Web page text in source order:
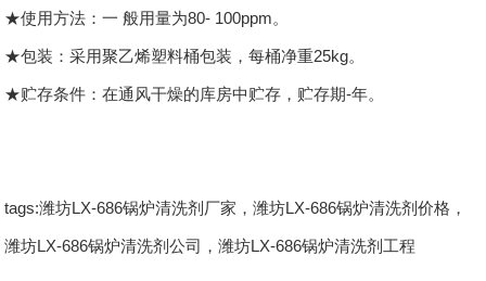
★使用方法：一 般用量为80- 100ppm。
★包装：采用聚乙烯塑料桶包装，每桶净重25kg。
★贮存条件：在通风干燥的库房中贮存，贮存期-年。
tags:潍坊LX-686锅炉清洗剂厂家，潍坊LX-686锅炉清洗剂价格，
潍坊LX-686锅炉清洗剂公司，潍坊LX-686锅炉清洗剂工程